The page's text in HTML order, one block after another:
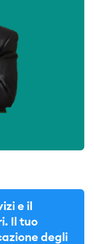
e il
Il tuo
degli